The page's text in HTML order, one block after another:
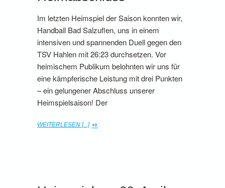
Im letzten Heimspiel der Saison konnten wir,
Handball Bad Salzuflen, uns in einem
intensiven und spannenden Duell gegen den
TSV Hahlen mit 26:23 durchsetzen. Vor
heimischem Publikum belohnten wir uns für
eine kämpferische Leistung mit drei Punkten
– ein gelungener Abschluss unserer
Heimspielsaison! Der
WEITERLESEN [...]